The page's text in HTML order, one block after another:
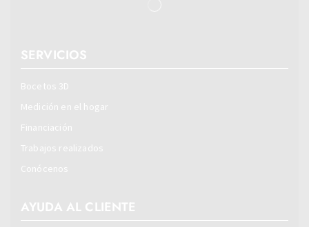
SERVICIOS
Bocetos 3D
Medición en el hogar
Financiación
Trabajos realizados
Conócenos
AYUDA AL CLIENTE